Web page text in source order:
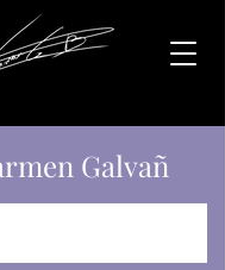
Galvañ